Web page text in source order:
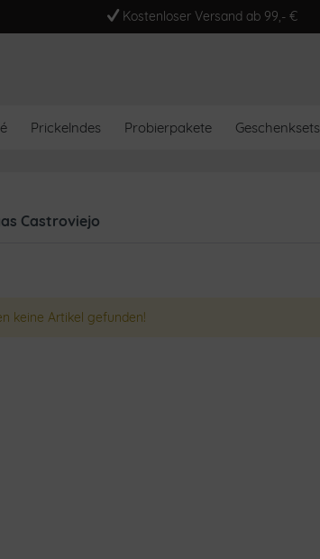
Kostenloser Versand ab 99,- €
Prickelndes Probierpakete Geschenksets
Castroviejo
keine Artikel gefunden!